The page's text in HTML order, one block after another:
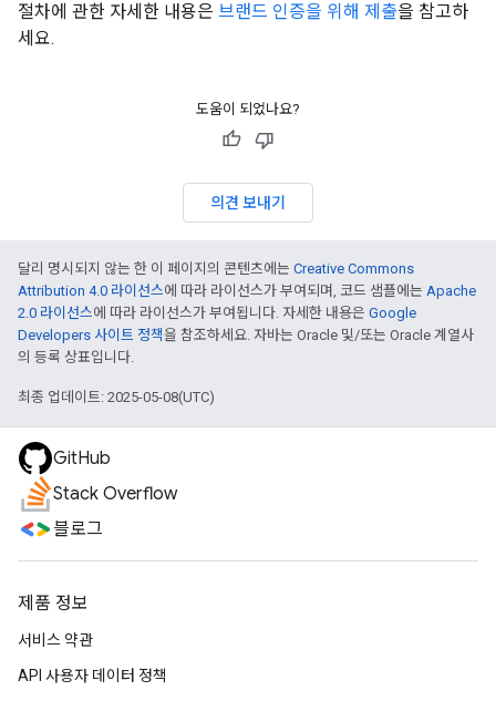
절차에 관한 자세한 내용은 브랜드 인증을 위해 제출을 참고하
세요.
도움이 되었나요?
의견 보내기
달리 명시되지 않는 한 이 페이지의 콘텐츠에는 Creative Commons
Attribution 4.0 라이선스에 따라 라이선스가 부여되며, 코드 샘플에는 Apache
2.0 라이선스에 따라 라이선스가 부여됩니다. 자세한 내용은 Google
Developers 사이트 정책을 참조하세요. 자바는 Oracle 및/또는 Oracle 계열사
의 등록 상표입니다.
최종 업데이트: 2025-05-08(UTC)
GitHub
Stack Overflow
블로그
제품 정보
서비스 약관
API 사용자 데이터 정책